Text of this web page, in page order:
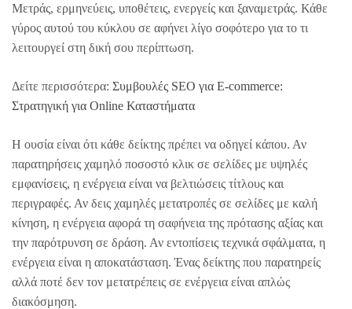
Μετράς, ερμηνεύεις, υποθέτεις, ενεργείς και ξαναμετράς. Κάθε
γύρος αυτού του κύκλου σε αφήνει λίγο σοφότερο για το τι
λειτουργεί στη δική σου περίπτωση.
Δείτε περισσότερα: Συμβουλές SEO για E-commerce:
Στρατηγική για Online Καταστήματα
Η ουσία είναι ότι κάθε δείκτης πρέπει να οδηγεί κάπου. Αν
παρατηρήσεις χαμηλό ποσοστό κλικ σε σελίδες με υψηλές
εμφανίσεις, η ενέργεια είναι να βελτιώσεις τίτλους και
περιγραφές. Αν δεις χαμηλές μετατροπές σε σελίδες με καλή
κίνηση, η ενέργεια αφορά τη σαφήνεια της πρότασης αξίας και
την παρότρυνση σε δράση. Αν εντοπίσεις τεχνικά σφάλματα, η
ενέργεια είναι η αποκατάσταση. Ένας δείκτης που παρατηρείς
αλλά ποτέ δεν τον μετατρέπεις σε ενέργεια είναι απλώς
διακόσμηση.